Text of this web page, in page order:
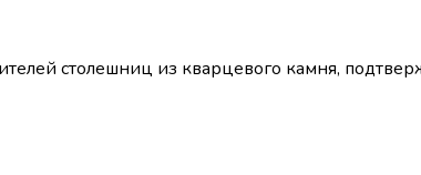
столешниц из кварцевого камня,